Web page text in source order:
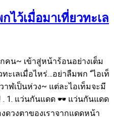
ไว้เมื่อมาเที่ยวทะเล
คน~ เข้าสู่หน้าร้อนอย่างเต็ม
ะเลเมื่อไหร่…อย่าลืมพก “ไอเท็
ฬเป็นห่วง~ แต่ละไอเท็มจะมี
. 1. แว่นกันแดด 🕶 แว่นกันแดด
ดวงตาของเราจากแดดหน้า